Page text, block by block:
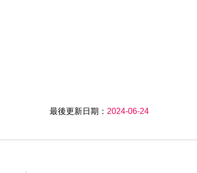
最後更新日期： 2024-06-24